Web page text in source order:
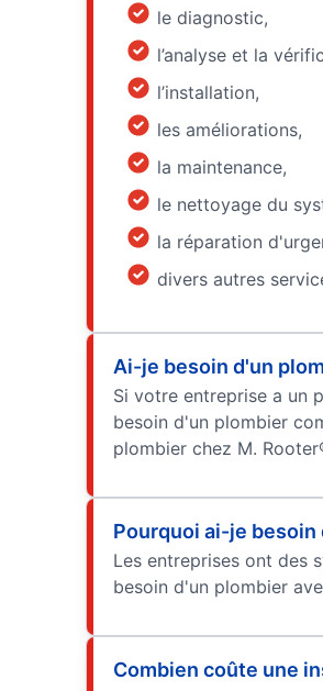
le diagnostic,
l’analyse et la
l’installation,
les améliorations,
la maintenance,
le nettoyage du
la réparation
divers autres
Ai-je besoin d'un
Si votre entreprise a un
besoin d'un plombier
plombier chez M.
Pourquoi ai-je
Les entreprises ont des
besoin d'un plombier
Combien coûte une